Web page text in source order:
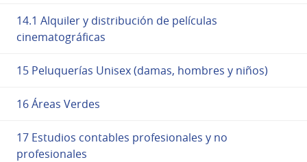
14.1 Alquiler y distribución de películas
cinematográficas
15 Peluquerías Unisex (damas, hombres y niños)
16 Áreas Verdes
17 Estudios contables profesionales y no
profesionales